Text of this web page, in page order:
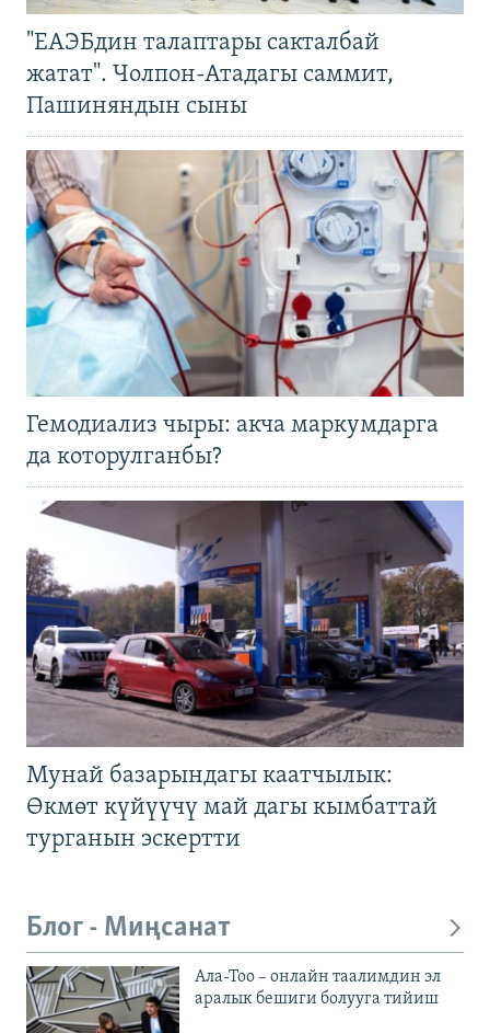
"ЕАЭБдин талаптары сакталбай
жатат". Чолпон-Атадагы саммит,
Пашиняндын сыны
Гемодиализ чыры: акча маркумдарга
да которулганбы?
Мунай базарындагы каатчылык:
Өкмөт күйүүчү май дагы кымбаттай
турганын эскертти
Блог - Миңсанат
Ала-Тоо – онлайн таалимдин эл
аралык бешиги болууга тийиш